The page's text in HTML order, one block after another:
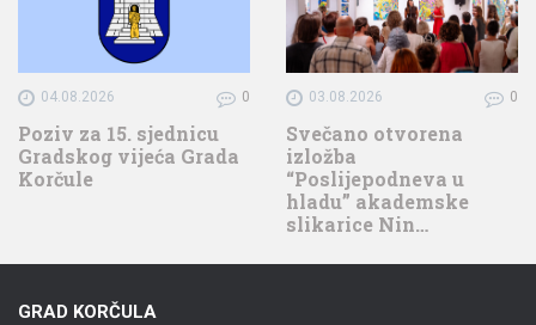
04.08.2026 0
Poziv za 15. sjednicu
Gradskog vijeća Grada
Korčule
03.08.2026 0
Svečano otvorena
izložba
“Poslijepodneva u
hladu” akademske
slikarice Nin…
GRAD KORČULA